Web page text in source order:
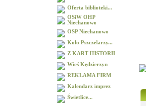
Oferta biblioteki...
OSiW OHP
Niechanowo
OSP Niechanowo
Koło Pszczelarzy...
Z KART HISTORII
Wieś Kędzierzyn
REKLAMA FIRM
Kalendarz imprez
Świetlice...